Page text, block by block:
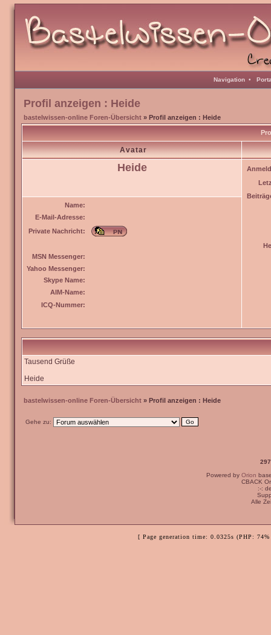
Navigation •
Profil anzeigen : Heide
bastelwissen-online Foren-Übersicht » Profil anzeigen : Heide
Avatar
Heide
Name:
E-Mail-Adresse:
Private Nachricht:
MSN Messenger:
Yahoo Messenger:
Skype Name:
AIM-Name:
ICQ-Nummer:
Tausend Grüße
Heide
bastelwissen-online Foren-Übersicht » Profil anzeigen : Heide
Gehe zu:
Powered by Orion
CBACK
:-:
Alle
[ Page generation time: 0.0325s (PHP: